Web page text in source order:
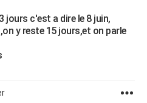
jours c'est a dire le 8 juin,
y reste 15 jours,et on parle